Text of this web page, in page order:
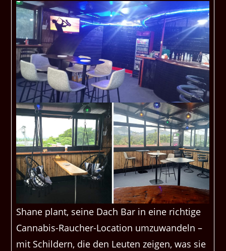
Shane plant, seine Dach Bar in eine richtige
Cannabis-Raucher-Location umzuwandeln –
mit Schildern, die den Leuten zeigen, was sie